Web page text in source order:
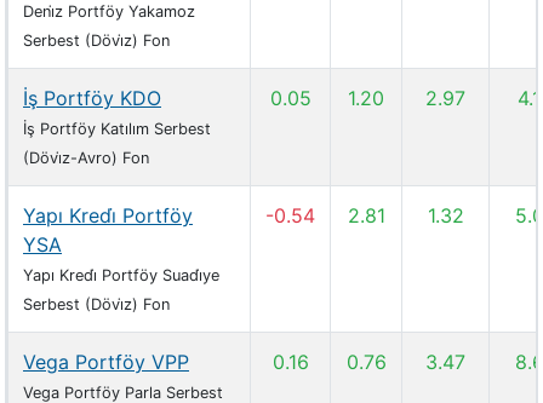
Deni̇z Portföy Yakamoz
Serbest (Dövi̇z) Fon
İş Portföy KDO
İş Portföy Katılım Serbest
(Dövi̇z-Avro) Fon
0.05 1.20 2.97
Yapı Kredi̇ Portföy
YSA
Yapı Kredi̇ Portföy Suadi̇ye
Serbest (Dövi̇z) Fon
-0.54 2.81 1.32
Vega Portföy VPP
Vega Portföy Parla Serbest
0.16 0.76 3.47